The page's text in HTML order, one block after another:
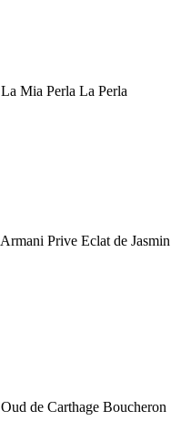
La Mia Perla La Perla
Armani Prive Eclat de Jasmin
Oud de Carthage Boucheron